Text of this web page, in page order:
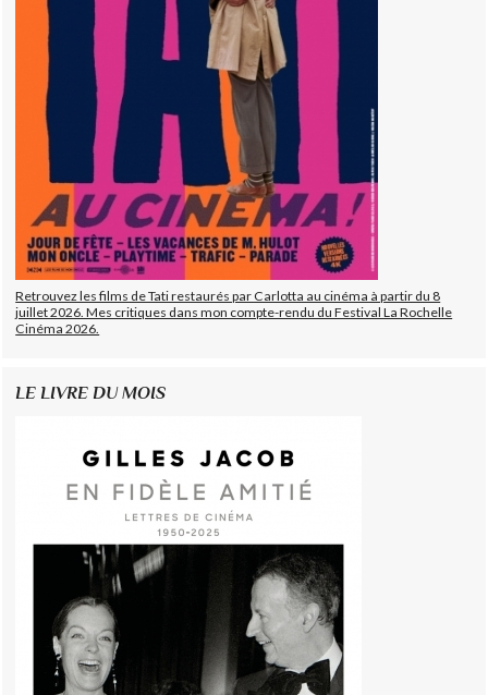
Retrouvez les films de Tati restaurés par Carlotta au cinéma à partir du 8
juillet 2026. Mes critiques dans mon compte-rendu du Festival La Rochelle
Cinéma 2026.
LE LIVRE DU MOIS